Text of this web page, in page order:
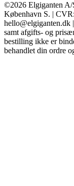
©2026 Elgiganten A/
København S. |
samt afgifts- og
bestilling ikke er
behandlet din ordre